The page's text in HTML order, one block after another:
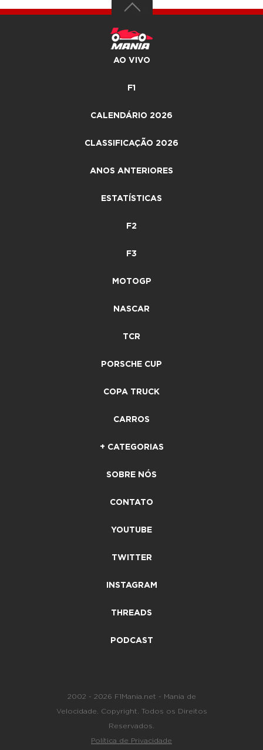
AO VIVO
F1
CALENDÁRIO 2026
CLASSIFICAÇÃO 2026
ANOS ANTERIORES
ESTATÍSTICAS
F2
F3
MOTOGP
NASCAR
TCR
PORSCHE CUP
COPA TRUCK
CARROS
+ CATEGORIAS
SOBRE NÓS
CONTATO
YOUTUBE
TWITTER
INSTAGRAM
THREADS
PODCAST
2002 - 2026 F1Mania.net - Mania de
Velocidade. Copyright. Todos os Direitos
Reservados.
Política de Privacidade